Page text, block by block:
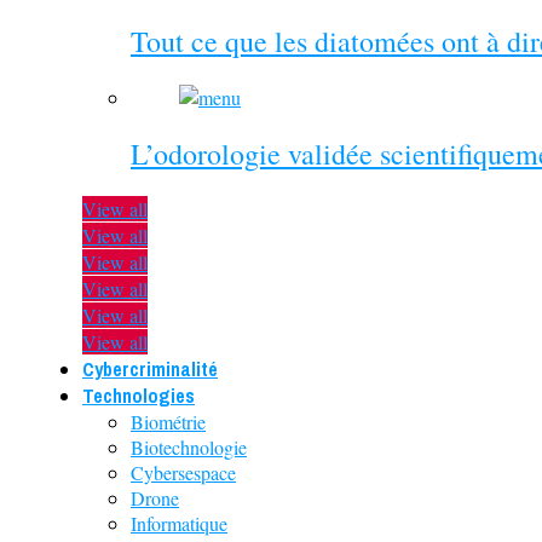
Tout ce que les diatomées ont à
L’odorologie validée
View all
View all
View all
View all
View all
View all
Cybercriminalité
Technologies
Biométrie
Biotechnologie
Cybersespace
Drone
Informatique